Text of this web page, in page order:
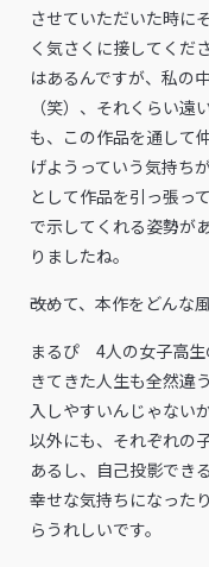
させていただいた時に
く気さくに接してくだ
はあるんですが、私の
（笑）、それくらい
も、この作品を通して
げようっていう気持ち
として作品を引っ張っ
で示してくれる姿勢が
りましたね。
――改めて、本作をどん
まるぴ 4人の女子高生
きてきた人生も全然違
入しやすいんじゃない
以外にも、それぞれの
あるし、自己投影でき
幸せな気持ちになった
らうれしいです。